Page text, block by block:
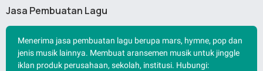
Jasa Pembuatan Lagu
Menerima jasa pembuatan lagu berupa mars, hymne, pop dan
jenis musik lainnya. Membuat aransemen musik untuk jinggle
iklan produk perusahaan, sekolah, institusi. Hubungi: